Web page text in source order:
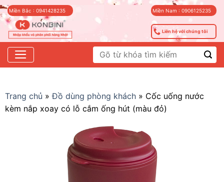
Skip
to
content
Miền Bắc : 0941428235 Miền Nam : 0906125235
Liên hệ với chúng tôi
Tìm
kiếm:
Trang chủ »Đồ dùng phòng khách » Cốc uống nước
kèm nắp xoay có lỗ cắm ống hút (màu đỏ)